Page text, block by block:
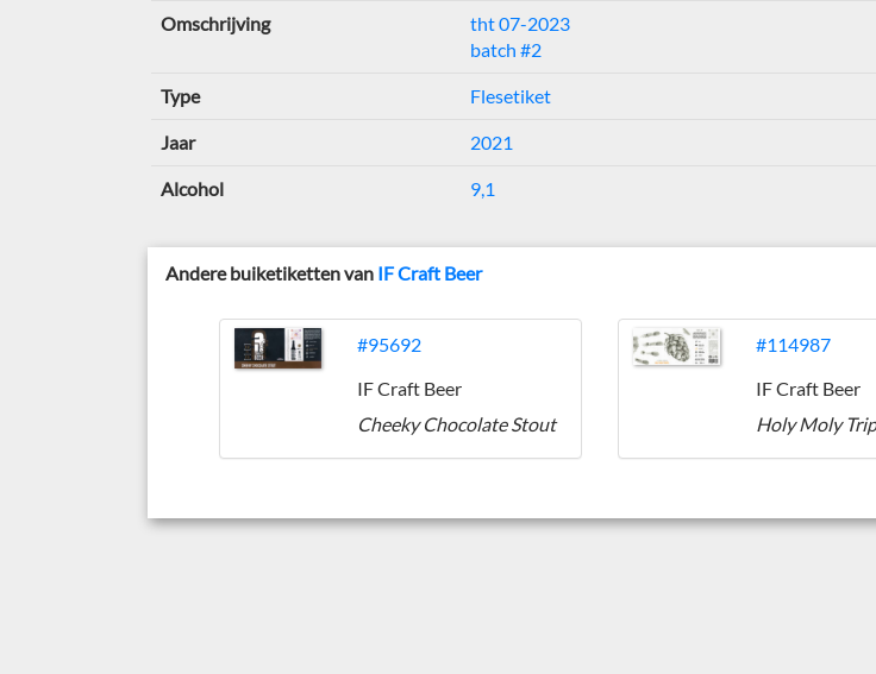
Omschrijving
tht 07-2023
batch #2
Type Flesetiket
Jaar 2021
Alcohol 9,1
Andere buiketiketten van IF Craft Beer
#95692
IF Craft Beer
Cheeky Chocolate Stout
#114987
IF Craft Beer
Holy Moly